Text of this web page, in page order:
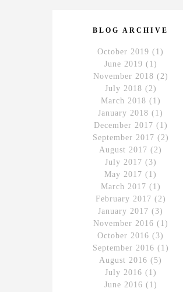
BLOG ARCHIVE
October 2019 (1)
June 2019 (1)
November 2018 (2)
July 2018 (2)
March 2018 (1)
January 2018 (1)
December 2017 (1)
September 2017 (2)
August 2017 (2)
July 2017 (3)
May 2017 (1)
March 2017 (1)
February 2017 (2)
January 2017 (3)
November 2016 (1)
October 2016 (3)
September 2016 (1)
August 2016 (5)
July 2016 (1)
June 2016 (1)